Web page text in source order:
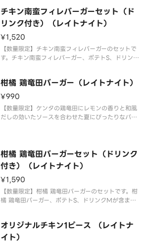
らかじめご了承ください。
チキン南蛮フィレバーガーセット（ド
リンク付き）（レイトナイト）
¥1,520
【数量限定】チキン南蛮フィレバーガーのセットで
す。チキン南蛮フィレバーガー、ポテトS、ドリンク
あらかじめご了承ください。
柑橘 鶏竜田バーガー（レイトナイト）
¥990
【数量限定】ケンタの鶏竜田にレモンの香りと和風
だしの効いたソースを合わせた夏にぴったりなバー
柑橘 鶏竜田バーガーセット（ドリンク
付き）（レイトナイト）
¥1,590
【数量限定】柑橘 鶏竜田バーガーのセットです。柑
橘 鶏竜田バーガー、ポテトS、ドリンクMが含まれ
めご了承ください。
オリジナルチキン1ピース （レイトナ
イト）